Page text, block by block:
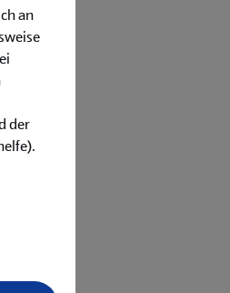
an
der